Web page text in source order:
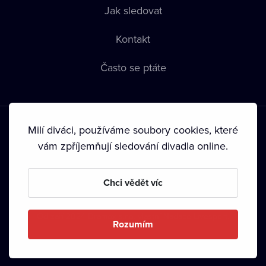
Jak sledovat
Kontakt
Často se ptáte
Podmínky používání • Ochrana soukromí • Zásady používání
• Autorská práva•
Milí diváci, používáme soubory cookies, které
vám zpříjemňují sledování divadla online.
Chci vědět víc
Rozumím